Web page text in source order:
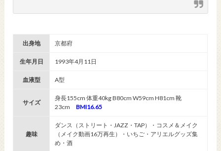
出身地 京都府
生年月日 1993年4月11日
血液型 A型
サイズ
身長155cm 体重40kg B80cm W59cm H81cm 靴
23cm BMI16.65
趣味
ダンス（ストリート・JAZZ・TAP）・コスメ＆メイク
（メイク動画16万再生）・いちご・アリエルグッズ集
め・酒